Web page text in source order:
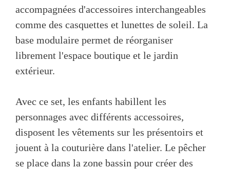
accompagnées d'accessoires interchangeables
comme des casquettes et lunettes de soleil. La
base modulaire permet de réorganiser
librement l'espace boutique et le jardin
extérieur.
Avec ce set, les enfants habillent les
personnages avec différents accessoires,
disposent les vêtements sur les présentoirs et
jouent à la couturière dans l'atelier. Le pêcher
se place dans la zone bassin pour créer des